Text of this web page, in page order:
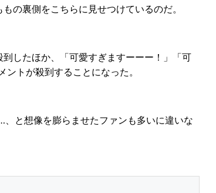
の裏側をこちらに見せつけているのだ。
したほか、「可愛すぎますーーー！」「可
トが殺到することになった。
と想像を膨らませたファンも多いに違いな